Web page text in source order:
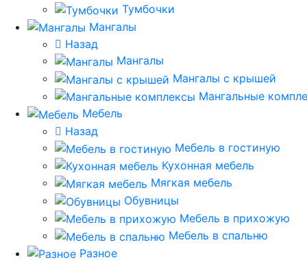
Тумбочки
Мангалы
Назад
Мангалы
Мангалы с крышей
Мангальные
Мебель
Назад
Мебель в гостиную
Кухонная мебель
Мягкая мебель
Обувницы
Мебель в прихожую
Мебель в спальню
Разное